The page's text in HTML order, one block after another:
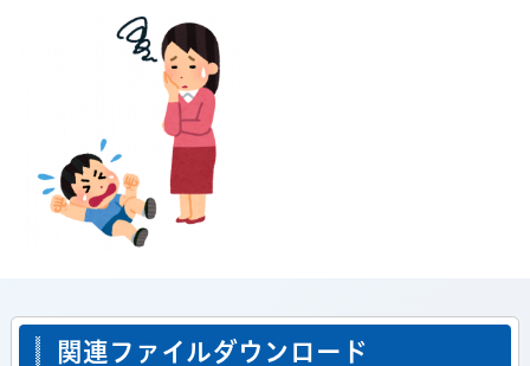
関連ファイルダウンロード